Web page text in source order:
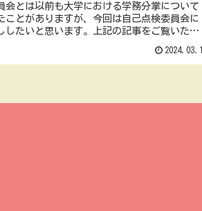
会とは以前も大学における学務分掌について
ことがありますが、今回は自己点検委員会に
したいと思います。上記の記事をご覧いただ